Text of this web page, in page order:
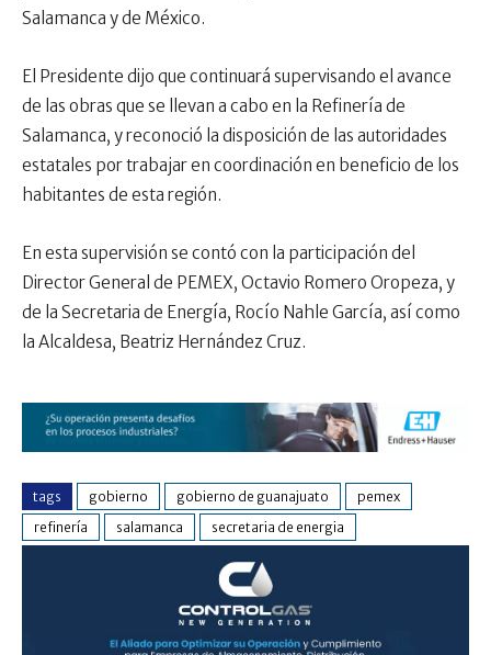
Salamanca y de México.
El Presidente dijo que continuará supervisando el avance
de las obras que se llevan a cabo en la Refinería de
Salamanca, y reconoció la disposición de las autoridades
estatales por trabajar en coordinación en beneficio de los
habitantes de esta región.
En esta supervisión se contó con la participación del
Director General de PEMEX, Octavio Romero Oropeza, y
de la Secretaria de Energía, Rocío Nahle García, así como
la Alcaldesa, Beatriz Hernández Cruz.
tags gobierno gobierno de guanajuato
pemex
refinería
salamanca secretaria de energia